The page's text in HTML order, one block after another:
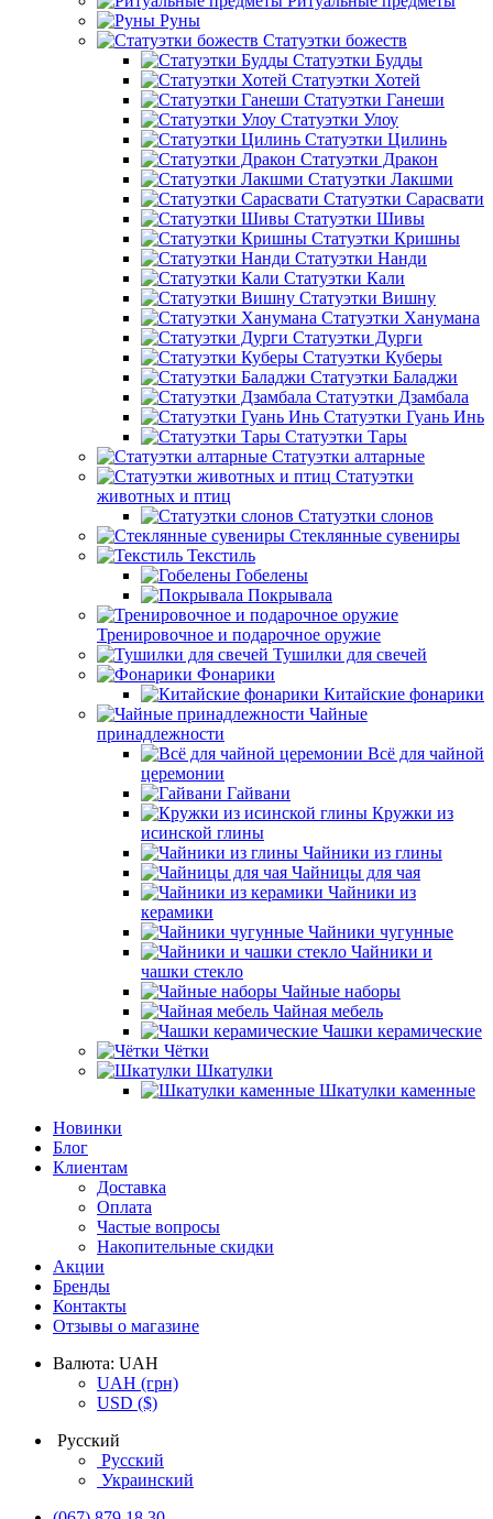
Руны
Статуэтки божеств
Статуэтки Будды
Статуэтки Хотей
Статуэтки Ганеши
Статуэтки Улоу
Статуэтки Цилинь
Статуэтки Дракон
Статуэтки Лакшми
Статуэтки Сарасвати
Статуэтки Шивы
Статуэтки Кришны
Статуэтки Нанди
Статуэтки Кали
Статуэтки Вишну
Статуэтки Ханумана
Статуэтки Дурги
Статуэтки Куберы
Статуэтки Баладжи
Статуэтки Дзамбала
Статуэтки Гуань Инь
Статуэтки Тары
Статуэтки алтарные
Статуэтки
животных и птиц
Статуэтки слонов
Стеклянные сувениры
Текстиль
Гобелены
Покрывала
Тренировочное и подарочное оружие
Тушилки для свечей
Фонарики
Китайские фонарики
Чайные
принадлежности
Всё для чайной
церемонии
Гайвани
Кружки из
исинской глины
Чайники из глины
Чайницы для чая
Чайники из
керамики
Чайники чугунные
Чайники и
чашки стекло
Чайные наборы
Чайная мебель
Чашки керамические
Чётки
Шкатулки
Шкатулки каменные
Новинки
Блог
Клиентам
Доставка
Оплата
Частые вопросы
Накопительные скидки
Акции
Бренды
Контакты
Отзывы о магазине
Валюта: UAH
UAH (грн)
USD ($)
Русский
Русский
Украинский